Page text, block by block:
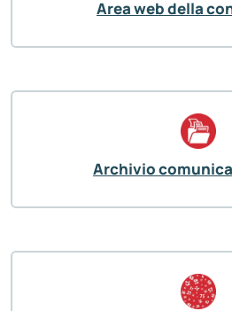
Area web della
Archivio